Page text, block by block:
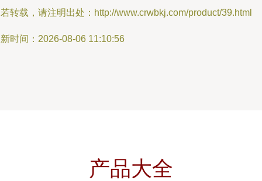
转载，请注明出处：http://www.crwbkj.com/product/39.html
时间：2026-08-06 11:10:56
产品大全